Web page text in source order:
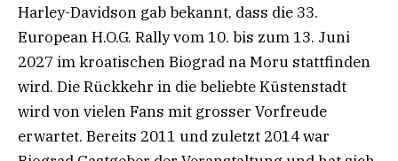
Harley-Davidson gab bekannt, dass die 33.
European H.O.G. Rally vom 10. bis zum 13. Juni
2027 im kroatischen Biograd na Moru stattfinden
wird. Die Rückkehr in die beliebte Küstenstadt
wird von vielen Fans mit grosser Vorfreude
erwartet. Bereits 2011 und zuletzt 2014 war